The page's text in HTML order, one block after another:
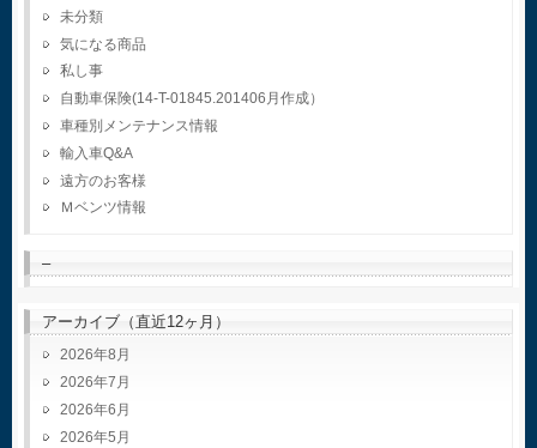
未分類
気になる商品
私し事
自動車保険(14-T-01845.201406月作成）
車種別メンテナンス情報
輸入車Q&A
遠方のお客様
Ｍベンツ情報
–
アーカイブ（直近12ヶ月）
2026年8月
2026年7月
2026年6月
2026年5月